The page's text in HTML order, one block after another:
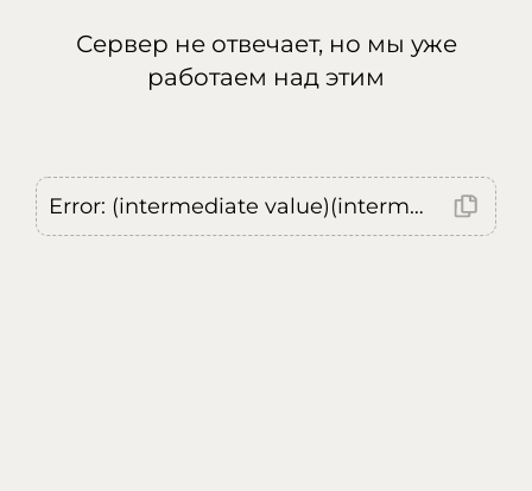
Сервер не отвечает, но мы уже
работаем над этим
Error: (intermediate value)(intermediate value)(intermediate value).replaceAll is not a function